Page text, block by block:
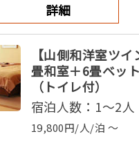
詳細
【山側和洋室ツ
畳和室＋6畳ベッ
（トイレ付）
宿泊人数：1～2人
19,800円/人/泊 ～